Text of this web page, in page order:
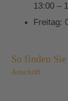
13:00 –
Freitag:
So finden Sie
Anschrift